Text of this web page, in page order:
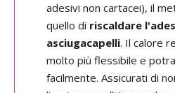
adesivi non cartacei), il
quello di riscaldare
asciugacapelli. Il calore
molto più flessibile e
facilmente. Assicurati di